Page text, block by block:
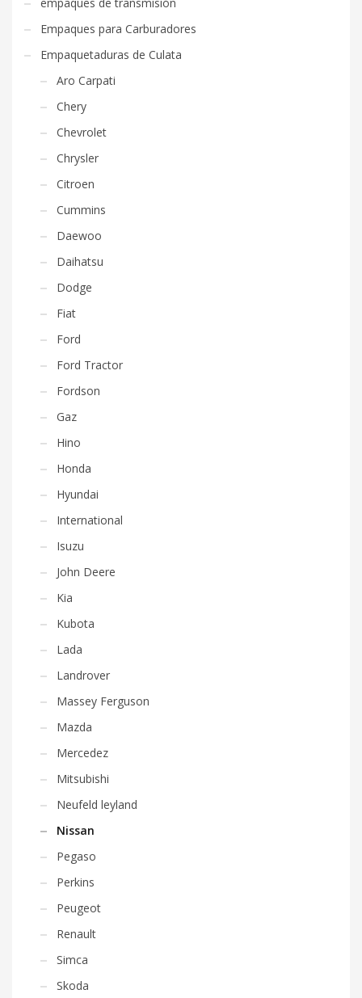
Empaques para Carburadores
Empaquetaduras de Culata
Aro Carpati
Chery
Chevrolet
Chrysler
Citroen
Cummins
Daewoo
Daihatsu
Dodge
Fiat
Ford
Ford Tractor
Fordson
Gaz
Hino
Honda
Hyundai
International
Isuzu
John Deere
Kia
Kubota
Lada
Landrover
Massey Ferguson
Mazda
Mercedez
Mitsubishi
Neufeld leyland
Nissan
Pegaso
Perkins
Peugeot
Renault
Simca
Skoda